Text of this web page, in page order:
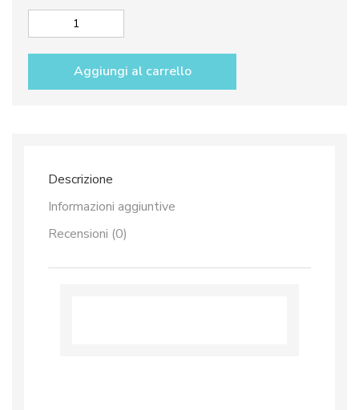
Antico
Aggiungi al carrello
Descrizione
Informazioni aggiuntive
Recensioni (0)